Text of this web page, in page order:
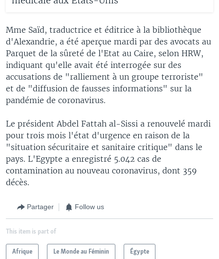
Mme Saïd, traductrice et éditrice à la bibliothèque
d'Alexandrie, a été aperçue mardi par des avocats au
Parquet de la sûreté de l'Etat au Caire, selon HRW,
indiquant qu'elle avait été interrogée sur des
accusations de "ralliement à un groupe terroriste"
et de "diffusion de fausses informations" sur la
pandémie de coronavirus.
Le président Abdel Fattah al-Sissi a renouvelé mardi
pour trois mois l'état d'urgence en raison de la
"situation sécuritaire et sanitaire critique" dans le
pays. L'Egypte a enregistré 5.042 cas de
contamination au nouveau coronavirus, dont 359
décès.
Partager Follow us
This item is part of
Afrique Le Monde au Féminin Égypte